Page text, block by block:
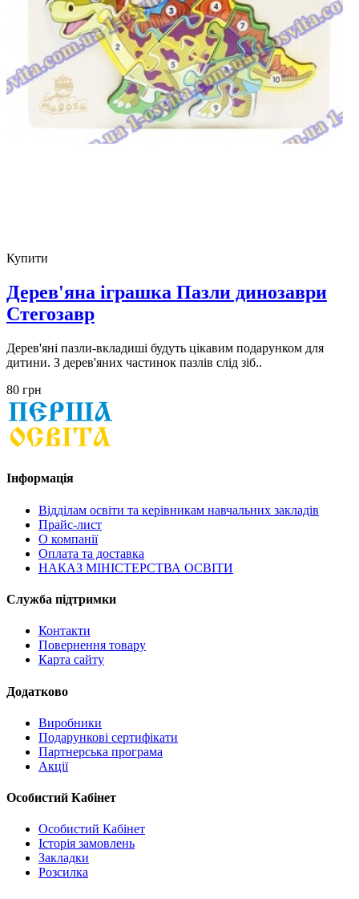
Купити
Дерев'яна іграшка Пазли динозаври
Стегозавр
Дерев'яні пазли-вкладиші будуть цікавим подарунком для
дитини. З дерев'яних частинок пазлів слід зіб..
80 грн
Інформація
Відділам освіти та керівникам навчальних закладів
Прайс-лист
О компанії
Оплата та доставка
НАКАЗ МІНІСТЕРСТВА ОСВІТИ
Служба підтримки
Контакти
Повернення товару
Карта сайту
Додатково
Виробники
Подарункові сертифікати
Партнерська програма
Акції
Особистий Кабінет
Особистий Кабінет
Історія замовлень
Закладки
Розсилка